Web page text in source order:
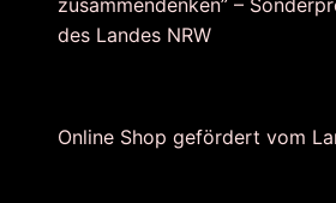
des Landes NRW
Online Shop gefördert vom